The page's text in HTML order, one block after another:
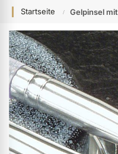
Startseite Gelpinsel
Zum
Ende
der
Bildgalerie
springen